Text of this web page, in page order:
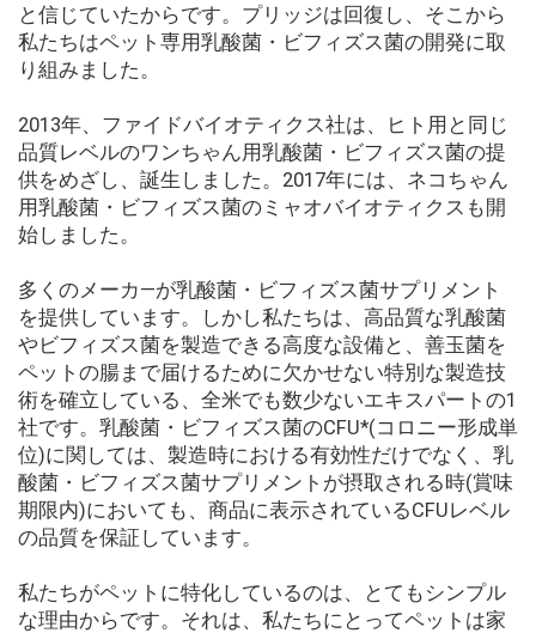
と信じていたからです。プリッジは回復し、そこから
私たちはペット専用乳酸菌・ビフィズス菌の開発に取
り組みました。
2013年、ファイドバイオティクス社は、ヒト用と同じ
品質レベルのワンちゃん用乳酸菌・ビフィズス菌の提
供をめざし、誕生しました。2017年には、ネコちゃん
用乳酸菌・ビフィズス菌のミャオバイオティクスも開
始しました。
多くのメーカ―が乳酸菌・ビフィズス菌サプリメント
を提供しています。しかし私たちは、高品質な乳酸菌
やビフィズス菌を製造できる高度な設備と、善玉菌を
ペットの腸まで届けるために欠かせない特別な製造技
術を確立している、全米でも数少ないエキスパートの1
社です。乳酸菌・ビフィズス菌のCFU*(コロニー形成単
位)に関しては、製造時における有効性だけでなく、乳
酸菌・ビフィズス菌サプリメントが摂取される時(賞味
期限内)においても、商品に表示されているCFUレベル
の品質を保証しています。
私たちがペットに特化しているのは、とてもシンプル
な理由からです。それは、私たちにとってペットは家